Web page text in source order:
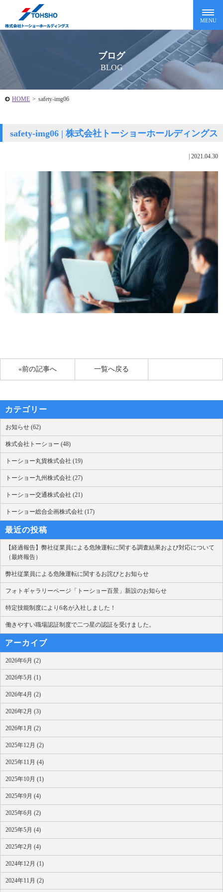
ブログ
BLOG
HOME > safety-img06
safety-img06 | 株式会社トーショーホールディングス
2021.04.30
«前の記事へ 一覧へ戻る
カテゴリー
お知らせ (62)
株式会社トーショー (48)
トーショー丸貨株式会社 (19)
トーショー九州株式会社 (27)
トーショー交通株式会社 (21)
トーショー総合企画株式会社 (17)
最近の投稿
【経過報告】弊社従業員による危険運転に関する調査結果および対応について
（最終報告）
弊社従業員による危険運転に関するお詫びとお知らせ
フォトギャラリーページ「トーショー百景」新設のお知らせ
特定技能制度により6名が入社しました！
働きやすい職場認証制度で二つ星の認証を受けました。
アーカイブ
2026年6月 (2)
2026年5月 (1)
2026年4月 (2)
2026年2月 (3)
2026年1月 (2)
2025年12月 (2)
2025年11月 (4)
2025年10月 (1)
2025年9月 (4)
2025年6月 (2)
2025年5月 (4)
2025年2月 (4)
2024年12月 (1)
2024年11月 (2)